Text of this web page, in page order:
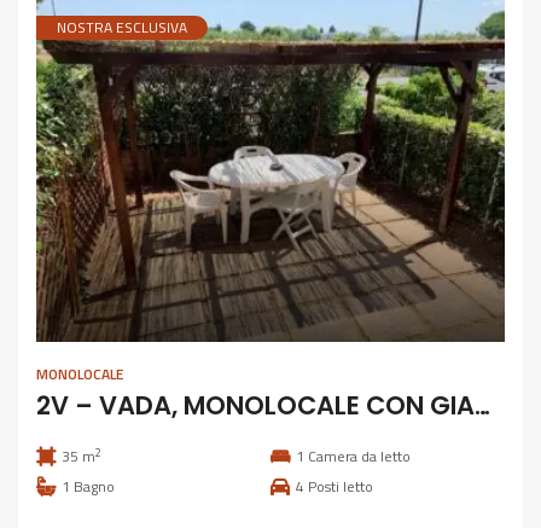
NOSTRA ESCLUSIVA
MONOLOCALE
2V – VADA, MONOLOCALE CON GIARDINO E GARAGE
35 m2 1 Camera da letto
1 Bagno 4 Posti letto